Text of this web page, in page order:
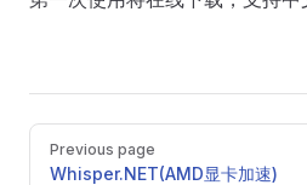
Pager
Previous page
Whisper.NET(AMD显卡加速)